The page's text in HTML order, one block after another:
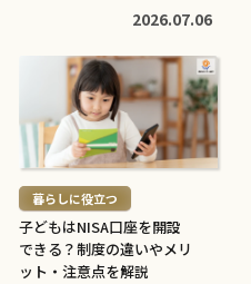
2026.07.06
を
読
む
> 暮らしに役立つ
子どもはNISA口座を開設
できる？制度の違いやメリ
ット・注意点を解説